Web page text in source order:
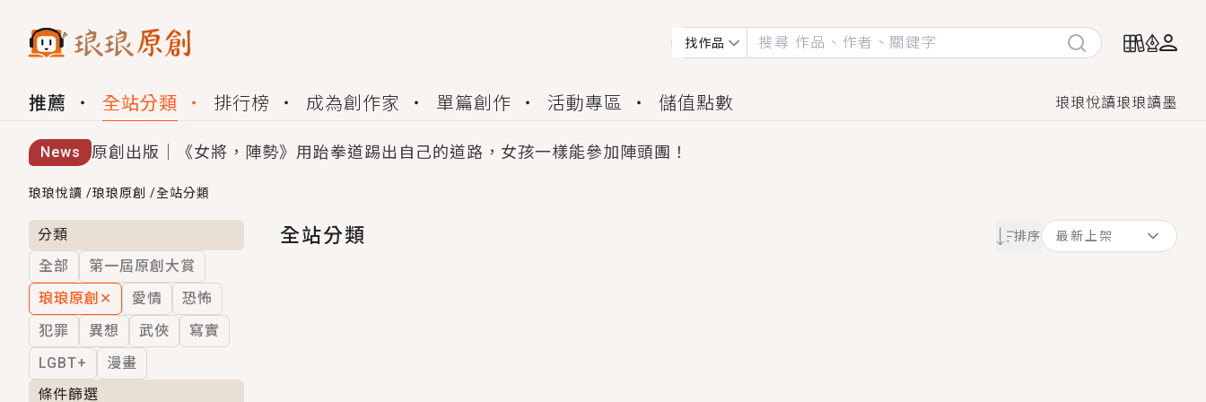
找作品
推薦 全站分類 排行榜 成為創作家 單篇創作 活動專區 儲值點數 琅琅悅讀琅琅讀墨
News 原創出版｜《女將，陣勢》用跆拳道踢出自己的道路，女孩一樣能參加陣頭團！
創,作家招募｜華文小說創作首選！有機會獲得豐富廣宣資源、專屬服務與獨享福利！
小編心動書單｜《離婚你提的，二婚嫁大佬，你哭什麼？》追妻火葬場！前夫失憶移情別戀，她頭也不回找新歡，他居然還後悔了？
GL｜《夏日與檸檬與重疊世界》炎熱的夏日、檸檬的香氣、互相愛慕的兩位少女，今夏最推純愛GL漫畫！
BL｜《費洛蒙中毒》救命！特殊費洛蒙體質世界觀，無法抗拒的吸引力，已中毒Σ>―(〃°ω°〃)♡→
OMG你嚇到我了｜《陰陽鬼店》上班族買了房子模型，但現實中買下的竟是屬於他的停屍櫃？！
言情｜《國語推行員》每個人心中都有一個連自己也無法改變的永恆， 他的一生將不由自主追逐著她……
琅琅悅讀 /琅琅原創 /全站分類
分類
全部
第一屆原創大賞
琅琅原創 ✕ 愛情
恐怖
犯罪
異想 武俠
寫實
LGBT+
漫畫
條件篩選
全站分類 排序 最新上架